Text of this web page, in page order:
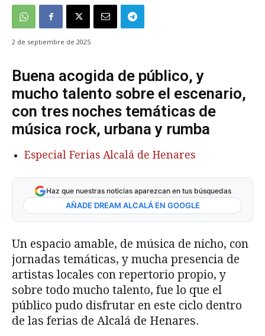
2 de septiembre de 2025
Buena acogida de público, y
mucho talento sobre el escenario,
con tres noches temáticas de
música rock, urbana y rumba
Especial Ferias Alcalá de Henares
Haz que nuestras noticias aparezcan en tus búsquedas
AÑADE DREAM ALCALÁ EN GOOGLE
Un espacio amable, de música de nicho, con
jornadas temáticas, y mucha presencia de
artistas locales con repertorio propio, y
sobre todo mucho talento, fue lo que el
público pudo disfrutar en este ciclo dentro
de las ferias de Alcalá de Henares.